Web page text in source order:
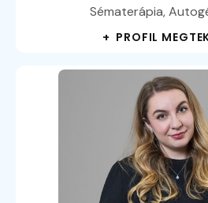
Sématerápia,
+ PROFIL